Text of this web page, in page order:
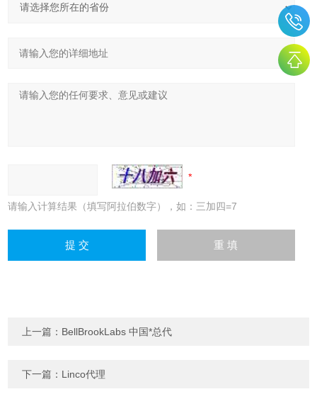
请输入计算结果（填写阿拉伯数字），如：三加四=7
上一篇： BellBrookLabs 中国*总代
下一篇： Linco代理